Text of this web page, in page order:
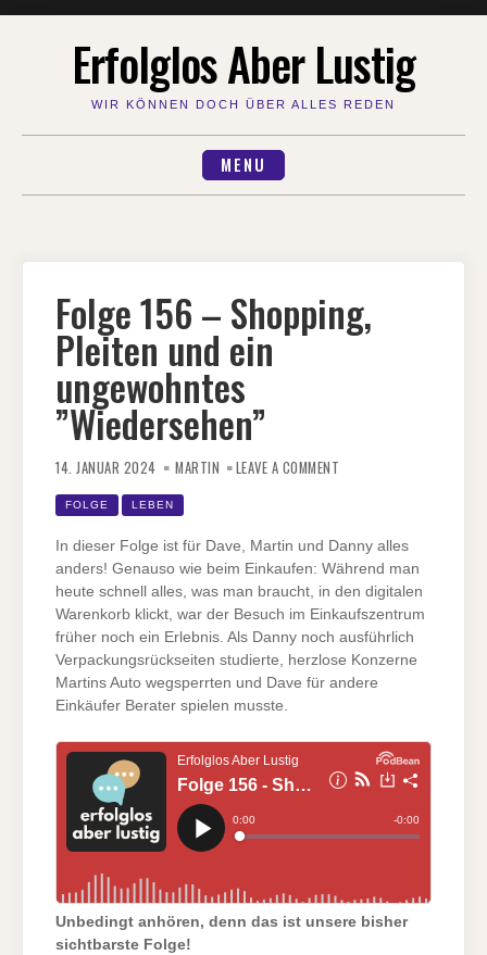
Erfolglos Aber Lustig
WIR KÖNNEN DOCH ÜBER ALLES REDEN
MENU
Folge 156 – Shopping,
Pleiten und ein
ungewohntes
”Wiedersehen”
14. JANUAR 2024 MARTIN LEAVE A COMMENT
EIN
UNGEWOHNTES
”WIEDERSEHEN”
FOLGE LEBEN
In dieser Folge ist für Dave, Martin und Danny alles
anders! Genauso wie beim Einkaufen: Während man
heute schnell alles, was man braucht, in den digitalen
Warenkorb klickt, war der Besuch im Einkaufszentrum
früher noch ein Erlebnis. Als Danny noch ausführlich
Verpackungsrückseiten studierte, herzlose Konzerne
Martins Auto wegsperrten und Dave für andere
Einkäufer Berater spielen musste.
Unbedingt anhören, denn das ist unsere bisher
sichtbarste Folge!